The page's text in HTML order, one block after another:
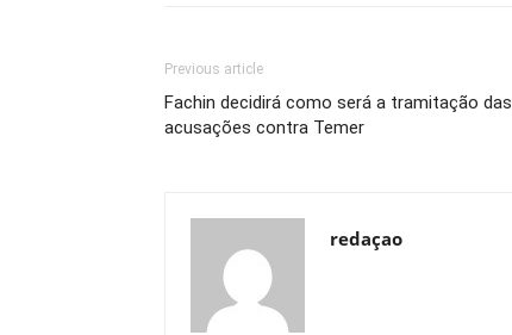
Previous article
Fachin decidirá como será a tramitação das
acusações contra Temer
redaçao